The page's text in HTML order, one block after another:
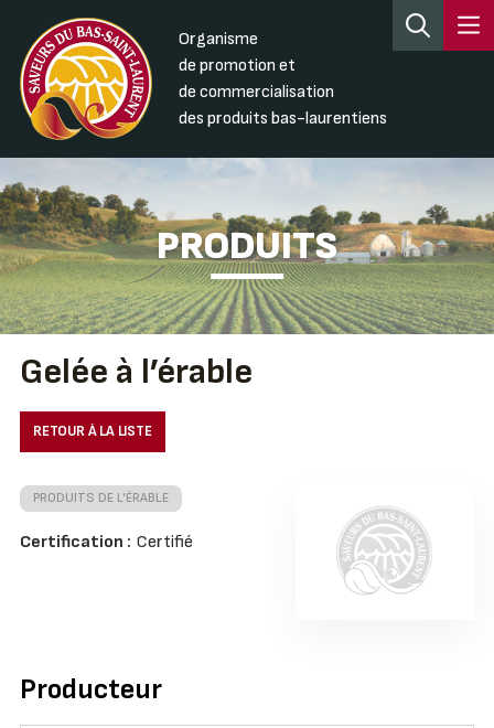
Organisme
de promotion et
de commercialisation
des produits bas-laurentiens
PRODUITS
Gelée à l’érable
RETOUR À LA LISTE
PRODUITS DE L'ÉRABLE
Certification : Certifié
Producteur